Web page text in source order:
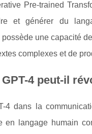
Pre-trained
et générer du
une capacité
complexes et de
4 peut-il
4 dans la
en langage humain